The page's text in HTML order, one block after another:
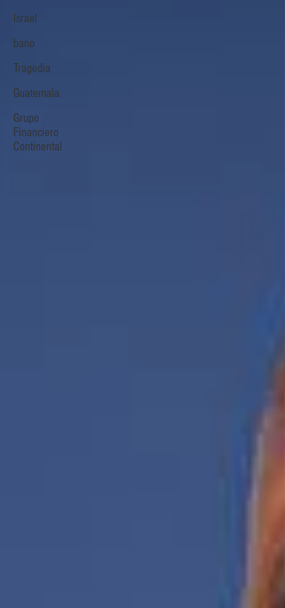
Israel
bano
Tragedia
Guatemala
Grupo
Financiero
Continental